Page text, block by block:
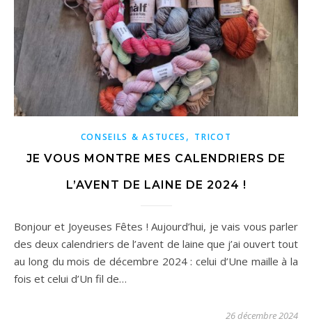
CONSEILS & ASTUCES , TRICOT
JE VOUS MONTRE MES CALENDRIERS DE
L’AVENT DE LAINE DE 2024 !
Bonjour et Joyeuses Fêtes ! Aujourd’hui, je vais vous parler
des deux calendriers de l’avent de laine que j’ai ouvert tout
au long du mois de décembre 2024 : celui d’Une maille à la
fois et celui d’Un fil de…
26 décembre 2024